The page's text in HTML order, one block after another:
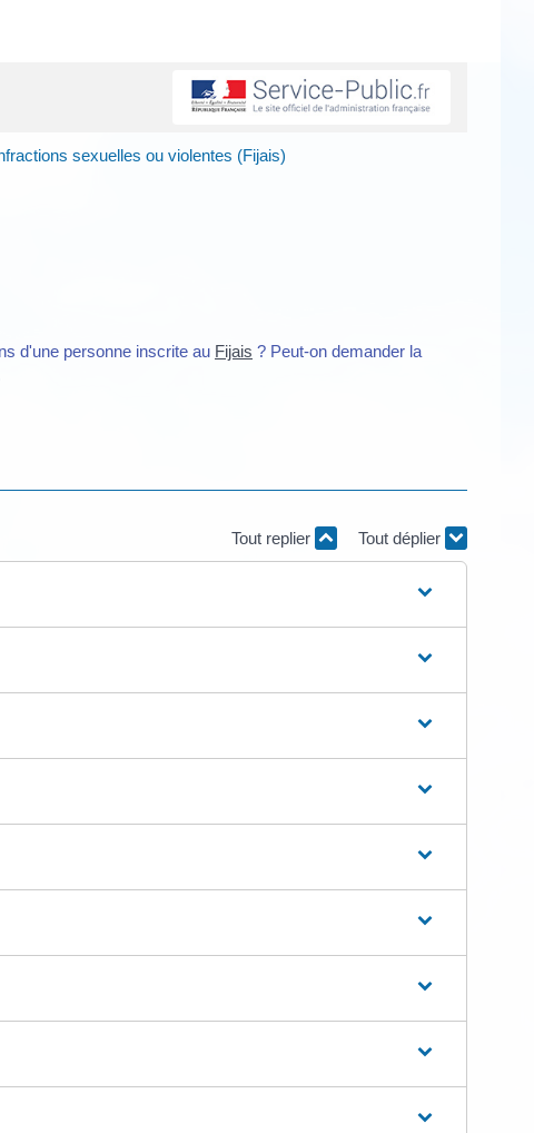
sexuelles ou violentes (Fijais)
d'une personne inscrite au Fijais ? Peut-on demander la
Tout replier Tout déplier